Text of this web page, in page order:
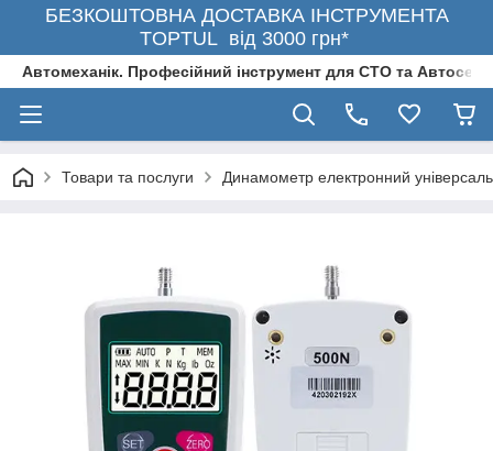
БЕЗКОШТОВНА ДОСТАВКА ІНСТРУМЕНТА
TOPTUL від 3000 грн*
Автомеханік. Професійний інструмент для СТО та
Товари та послуги Динамометр електронний